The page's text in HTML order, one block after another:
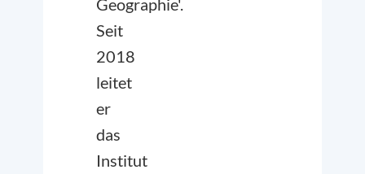
Geographie'.
Seit
2018
leitet
er
das
Institut